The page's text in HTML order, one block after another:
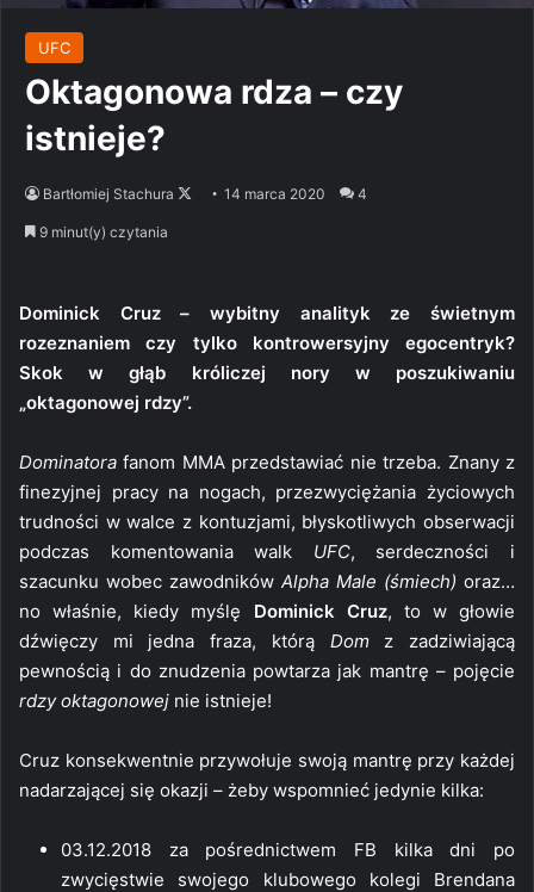
UFC
Oktagonowa rdza – czy
istnieje?
Bartłomiej Stachura
Follow14 marca 2020 4
9 minut(y) czytania
Dominick Cruz – wybitny analityk ze świetnym
rozeznaniem czy tylko kontrowersyjny egocentryk?
Skok w głąb króliczej nory w poszukiwaniu
„oktagonowej rdzy”.
Dominatora fanom MMA przedstawiać nie trzeba. Znany z
finezyjnej pracy na nogach, przezwyciężania życiowych
trudności w walce z kontuzjami, błyskotliwych obserwacji
podczas komentowania walk UFC, serdeczności i
szacunku wobec zawodników Alpha Male (śmiech) oraz…
no właśnie, kiedy myślę Dominick Cruz, to w głowie
dźwięczy mi jedna fraza, którą Domz zadziwiającą
pewnością i do znudzenia powtarza jak mantrę – pojęcie
rdzy oktagonowej nie istnieje!
Cruz konsekwentnie przywołuje swoją mantrę przy każdej
nadarzającej się okazji – żeby wspomnieć jedynie kilka:
03.12.2018 za pośrednictwem FB kilka dni po
zwycięstwie swojego klubowego kolegi Brendana